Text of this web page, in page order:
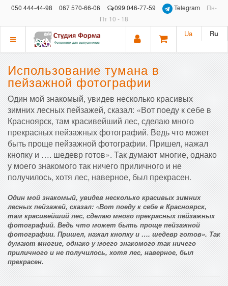
050 444-44-98 067 570-66-06 099 046-77-59 Telegram
Пн-
Пт 10 - 18
Показать
меню
Ua Ru
Использование тумана в
пейзажной фотографии
Один мой знакомый, увидев несколько красивых
зимних лесных пейзажей, сказал: «Вот поеду к себе в
Красноярск, там красивейший лес, сделаю много
прекрасных пейзажных фотографий. Ведь что может
быть проще пейзажной фотографии. Пришел, нажал
кнопку и …. шедевр готов». Так думают многие, однако
у моего знакомого так ничего приличного и не
получилось, хотя лес, наверное, был прекрасен.
Один мой знакомый, увидев несколько красивых зимних
лесных пейзажей, сказал: «Вот поеду к себе в Красноярск,
там красивейший лес, сделаю много прекрасных пейзажных
фотографий. Ведь что может быть проще пейзажной
фотографии. Пришел, нажал кнопку и …. шедевр готов». Так
думают многие, однако у моего знакомого так ничего
приличного и не получилось, хотя лес, наверное, был
прекрасен.